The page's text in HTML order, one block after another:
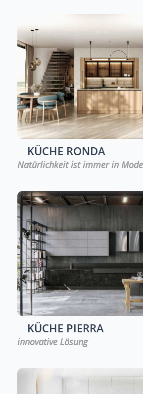
KÜCHE RONDA
Natürlichkeit ist immer in Mode
KÜCHE PIERRA
innovative Lösung